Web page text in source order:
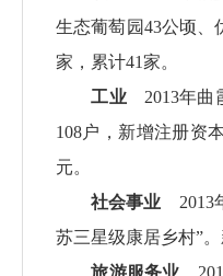
生态葡萄园43公顷、
家，累计41家。
工业2013年曲霞
108户，新增注册资
元。
社会事业 2013
苏三星级康居乡村”
旅游服务业